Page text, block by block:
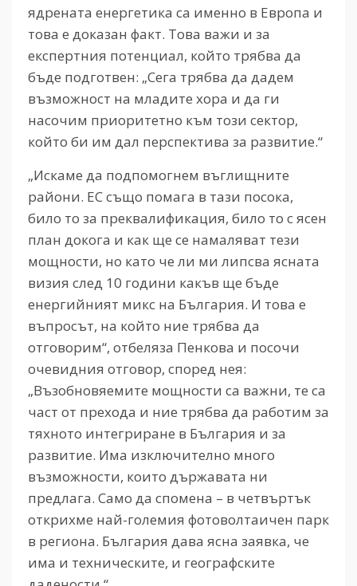
ядрената енергетика са именно в Европа и
това е доказан факт. Това важи и за
експертния потенциал, който трябва да
бъде подготвен: „Сега трябва да дадем
възможност на младите хора и да ги
насочим приоритетно към този сектор,
който би им дал перспектива за развитие.“
„Искаме да подпомогнем въглищните
райони. ЕС също помага в тази посока,
било то за преквалификация, било то с ясен
план докога и как ще се намаляват тези
мощности, но като че ли ми липсва ясната
визия след 10 години какъв ще бъде
енергийният микс на България. И това е
въпросът, на който ние трябва да
отговорим“, отбеляза Пенкова и посочи
очевидния отговор, според нея:
„Възобновяемите мощности са важни, те са
част от прехода и ние трябва да работим за
тяхното интегриране в България и за
развитие. Има изключително много
възможности, които държавата ни
предлага. Само да спомена – в четвъртък
открихме най-големия фотоволтаичен парк
в региона. България дава ясна заявка, че
има и техническите, и географските